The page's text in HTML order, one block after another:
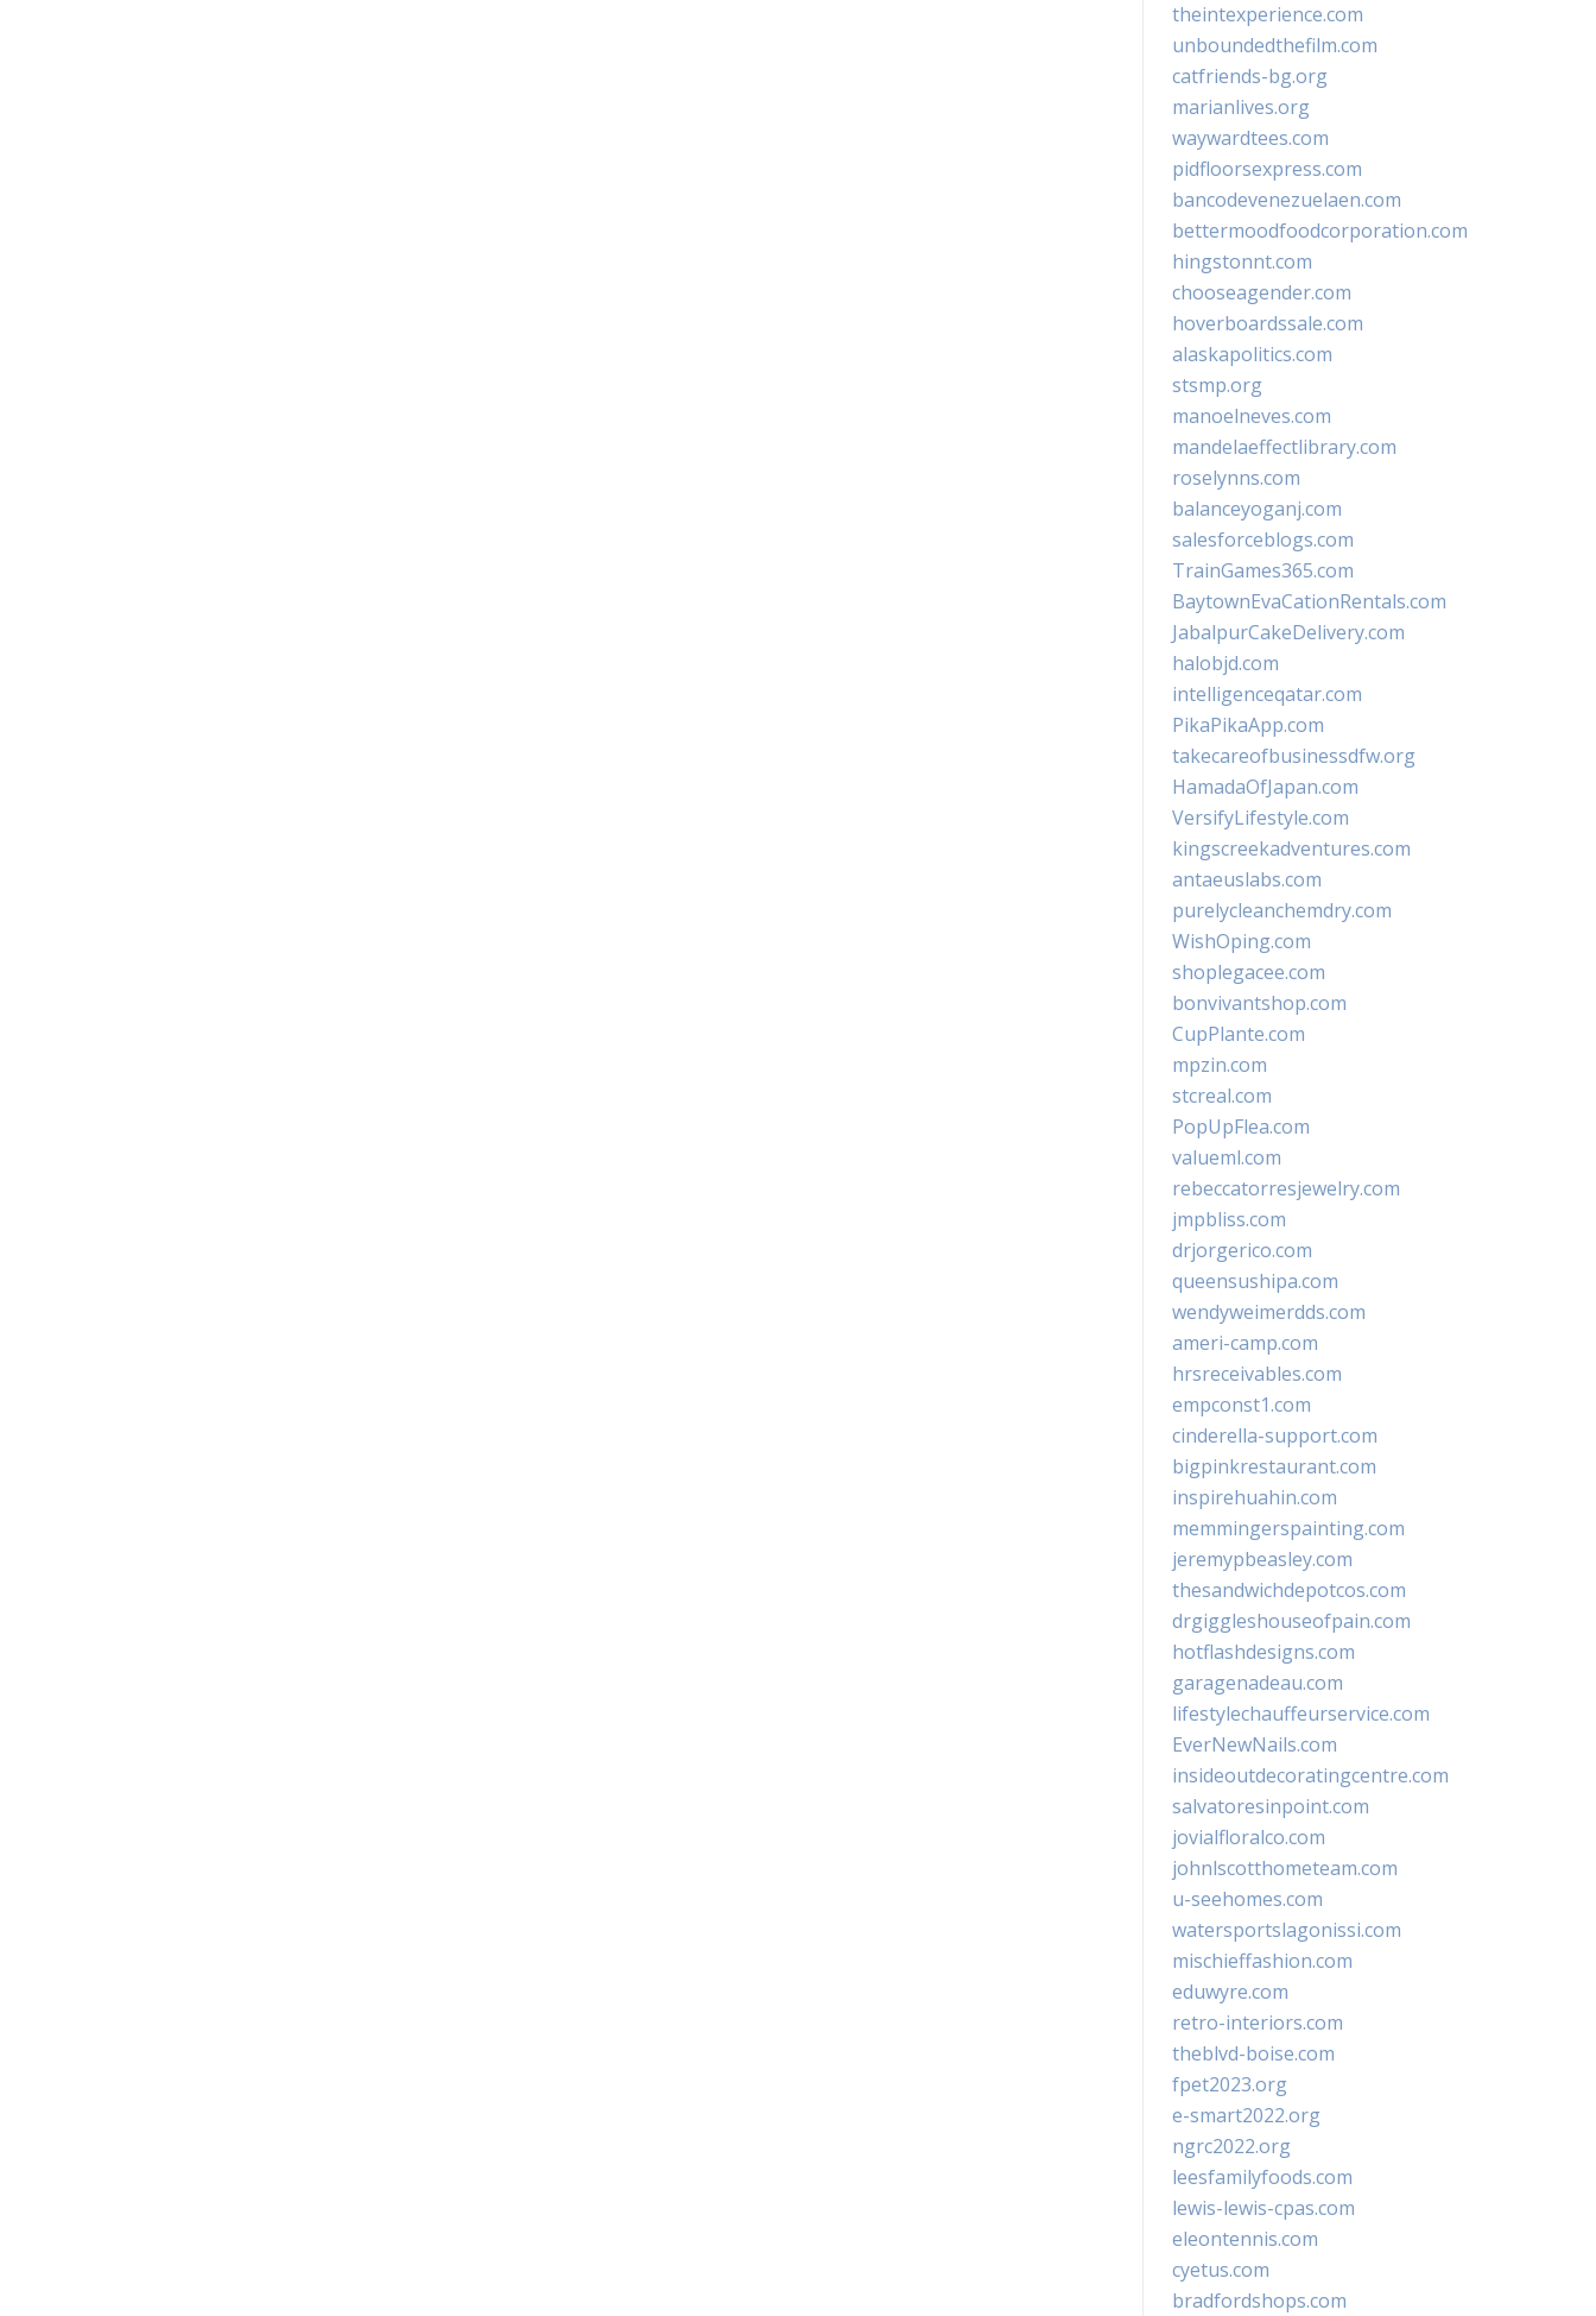
theintexperience.com
unboundedthefilm.com
catfriends-bg.org
marianlives.org
waywardtees.com
pidfloorsexpress.com
bancodevenezuelaen.com
bettermoodfoodcorporation.com
hingstonnt.com
chooseagender.com
hoverboardssale.com
alaskapolitics.com
stsmp.org
manoelneves.com
mandelaeffectlibrary.com
roselynns.com
balanceyoganj.com
salesforceblogs.com
TrainGames365.com
BaytownEvaCationRentals.com
JabalpurCakeDelivery.com
halobjd.com
intelligenceqatar.com
PikaPikaApp.com
takecareofbusinessdfw.org
HamadaOfJapan.com
VersifyLifestyle.com
kingscreekadventures.com
antaeuslabs.com
purelycleanchemdry.com
WishOping.com
shoplegacee.com
bonvivantshop.com
CupPlante.com
mpzin.com
stcreal.com
PopUpFlea.com
valueml.com
rebeccatorresjewelry.com
jmpbliss.com
drjorgerico.com
queensushipa.com
wendyweimerdds.com
ameri-camp.com
hrsreceivables.com
empconst1.com
cinderella-support.com
bigpinkrestaurant.com
inspirehuahin.com
memmingerspainting.com
jeremypbeasley.com
thesandwichdepotcos.com
drgiggleshouseofpain.com
hotflashdesigns.com
garagenadeau.com
lifestylechauffeurservice.com
EverNewNails.com
insideoutdecoratingcentre.com
salvatoresinpoint.com
jovialfloralco.com
johnlscotthometeam.com
u-seehomes.com
watersportslagonissi.com
mischieffashion.com
eduwyre.com
retro-interiors.com
theblvd-boise.com
fpet2023.org
e-smart2022.org
ngrc2022.org
leesfamilyfoods.com
lewis-lewis-cpas.com
eleontennis.com
cyetus.com
bradfordshops.com